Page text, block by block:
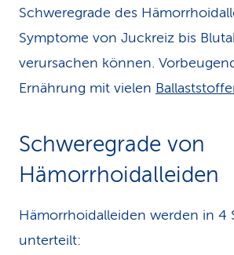
Schweregrade des
Symptome von Juckreiz bis
verursachen können.
Ernährung mit vielen
Schweregrade von
Hämorrhoidalleiden
Hämorrhoidalleiden werden in 4
unterteilt: